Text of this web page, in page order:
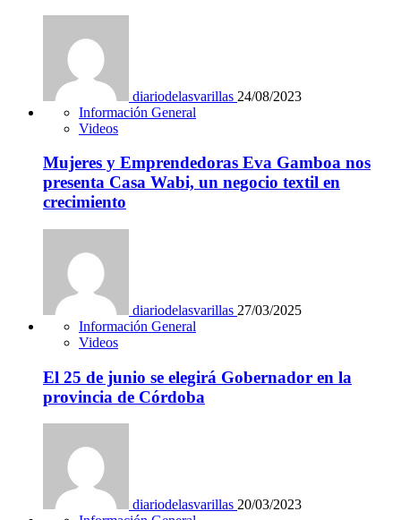
diariodelasvarillas 24/08/2023
Información General
Videos
Mujeres y Emprendedoras Eva Gamboa nos
presenta Casa Wabi, un negocio textil en
crecimiento
diariodelasvarillas 27/03/2025
Información General
Videos
El 25 de junio se elegirá Gobernador en la
provincia de Córdoba
diariodelasvarillas 20/03/2023